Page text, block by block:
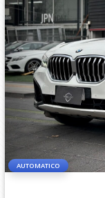
AUTOMATICO